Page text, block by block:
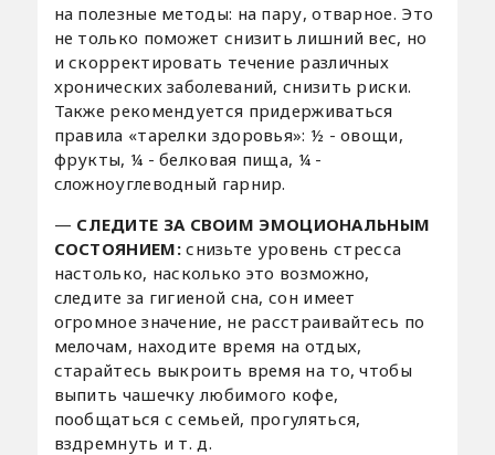
на полезные методы: на пару, отварное. Это
не только поможет снизить лишний вес, но
и скорректировать течение различных
хронических заболеваний, снизить риски.
Также рекомендуется придерживаться
правила «тарелки здоровья»: ½ - овощи,
фрукты, ¼ - белковая пища, ¼ -
сложноуглеводный гарнир.
— СЛЕДИТЕ ЗА СВОИМ ЭМОЦИОНАЛЬНЫМ
СОСТОЯНИЕМ:снизьте уровень стресса
настолько, насколько это возможно,
следите за гигиеной сна, сон имеет
огромное значение, не расстраивайтесь по
мелочам, находите время на отдых,
старайтесь выкроить время на то, чтобы
выпить чашечку любимого кофе,
пообщаться с семьей, прогуляться,
вздремнуть и т. д.